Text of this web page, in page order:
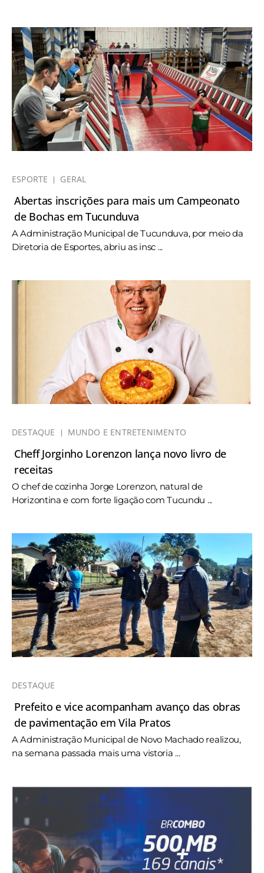
ESPORTE GERAL
Abertas inscrições para mais um Campeonato
de Bochas em Tucunduva
A Administração Municipal de Tucunduva, por meio da
Diretoria de Esportes, abriu as insc ...
DESTAQUE MUNDO E ENTRETENIMENTO
Cheff Jorginho Lorenzon lança novo livro de
receitas
O chef de cozinha Jorge Lorenzon, natural de
Horizontina e com forte ligação com Tucundu ...
DESTAQUE
Prefeito e vice acompanham avanço das obras
de pavimentação em Vila Pratos
A Administração Municipal de Novo Machado realizou,
na semana passada mais uma vistoria ...